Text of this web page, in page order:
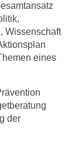
Wissenschaft
eines
der